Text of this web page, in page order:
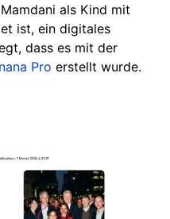
als Kind mit
ist, ein digitales
dass es mit der
Pro erstellt wurde.